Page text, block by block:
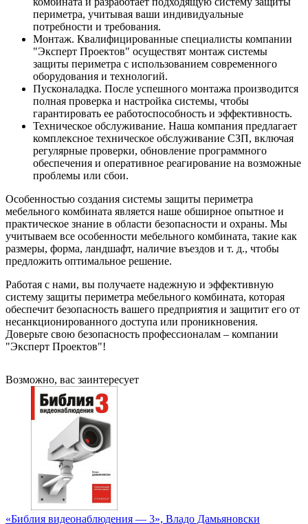
периметра, учитывая ваши индивидуальные
потребности и требования.
Монтаж. Квалифицированные специалисты компании
"Эксперт Проектов" осуществят монтаж системы
защиты периметра с использованием современного
оборудования и технологий.
Пусконаладка. После успешного монтажа производится
полная проверка и настройка системы, чтобы
гарантировать ее работоспособность и эффективность.
Техническое обслуживание. Наша компания предлагает
комплексное техническое обслуживание СЗП, включая
регулярные проверки, обновление программного
обеспечения и оперативное реагирование на возможные
проблемы или сбои.
Особенностью создания системы защиты периметра
мебельного комбината является наше обширное опытное и
практическое знание в области безопасности и охраны. Мы
учитываем все особенности мебельного комбината, такие как
размеры, форма, ландшафт, наличие въездов и т. д., чтобы
предложить оптимальное решение.
Работая с нами, вы получаете надежную и эффективную
систему защиты периметра мебельного комбината, которая
обеспечит безопасность вашего предприятия и защитит его от
несанкционированного доступа или проникновения.
Доверьте свою безопасность профессионалам – компании
"Эксперт Проектов"!
Возможно, вас заинтересует
«Библия видеонаблюдения — 3», Владо Дамьяновски